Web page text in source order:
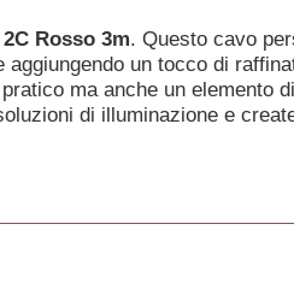
2C Rosso 3m. Questo cavo
un tocco di
ma anche un elemento
di illuminazione e